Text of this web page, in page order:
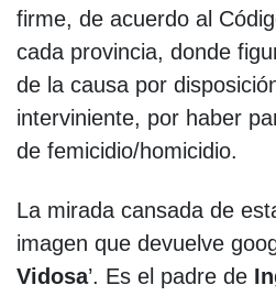
firme, de acuerdo al
cada provincia, donde
de la causa por
interviniente, por haber
de femicidio/homicidio.
La mirada cansada de
imagen que devuelve
Vidosa’. Es el padre de